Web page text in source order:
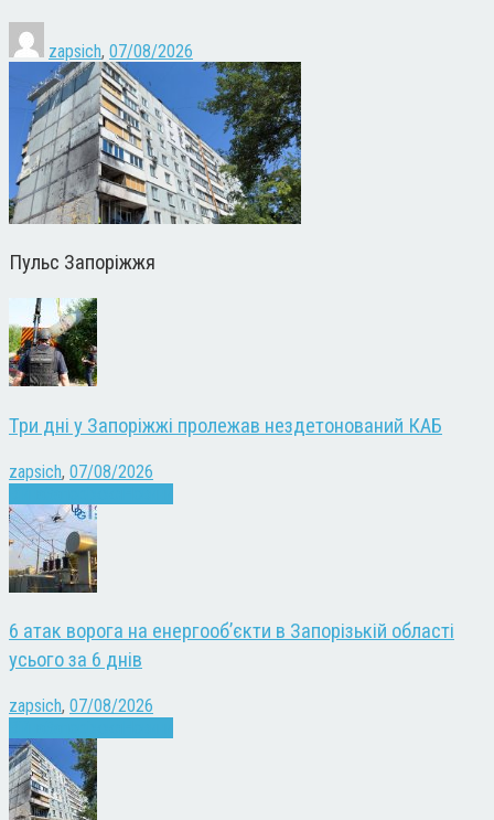
zapsich, 07/08/2026
Пульс Запоріжжя
Три дні у Запоріжжі пролежав нездетонований КАБ
zapsich, 07/08/2026
6 атак ворога на енергооб’єкти в Запорізькій області
усього за 6 днів
zapsich, 07/08/2026